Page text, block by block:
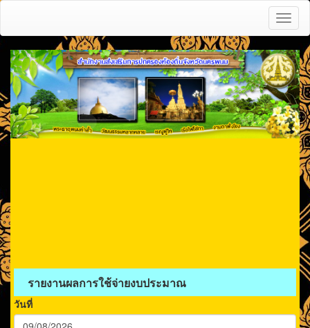
รายงานผลการใช้จ่ายงบประมาณ
วันที่